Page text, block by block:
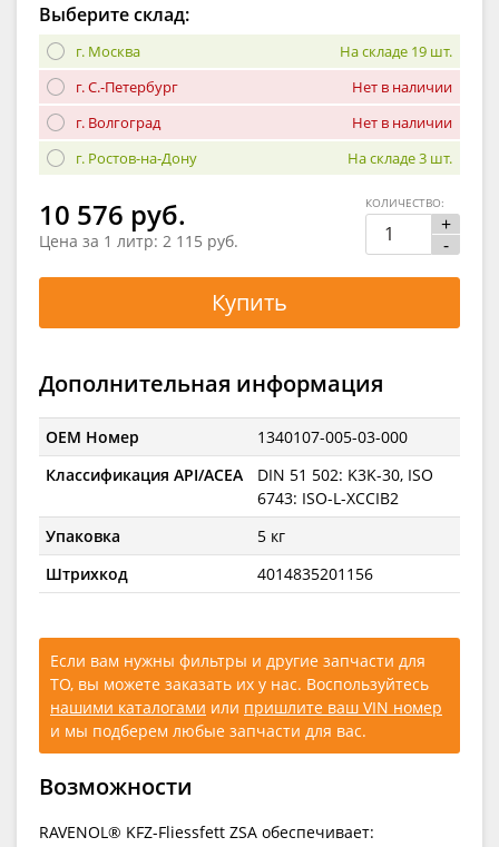
Выберите склад:
г. Москва
На складе 19 шт.
г. С.-Петербург
Нет в наличии
г. Волгоград
Нет в наличии
г. Ростов-на-Дону
На складе 3 шт.
10 576 руб.
Цена за 1 литр: 2 115 руб.
+
-
КОЛИЧЕСТВО:
Купить
Дополнительная информация
OEM Номер
1340107-005-03-000
Классификация API/ACEA
DIN 51 502: K3K-30, ISO
6743: ISO-L-XCCIB2
Упаковка
5 кг
Штрихкод
4014835201156
Если вам нужны фильтры и другие запчасти для
ТО, вы можете заказать их у нас. Воспользуйтесь
нашими каталогами или пришлите ваш VIN номер
и мы подберем любые запчасти для вас.
Возможности
RAVENOL® KFZ-Fliessfett ZSA обеспечивает: